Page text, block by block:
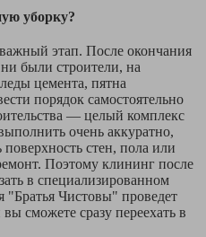
уборку?
этап. После окончания
были строители, на
цемента, пятна
порядок самостоятельно
— целый комплекс
очень аккуратно,
стен, пола или
Поэтому клининг после
в специализированном
"Братья Чистовы" проведет
сможете сразу переехать в